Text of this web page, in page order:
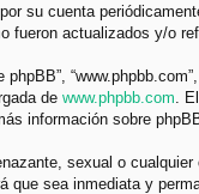
su cuenta
fueron actualizados y/o
de www.phpbb.com .
información sobre
sexual o
sea inmediata y